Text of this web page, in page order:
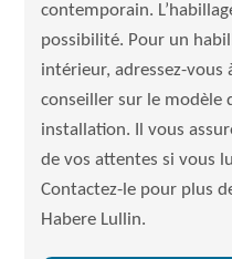
contemporain.
possibilité. Pour un
intérieur, adressez-vous
conseiller sur le modèle
installation. Il vous
de vos attentes si vous
Contactez-le pour plus
Habere Lullin.